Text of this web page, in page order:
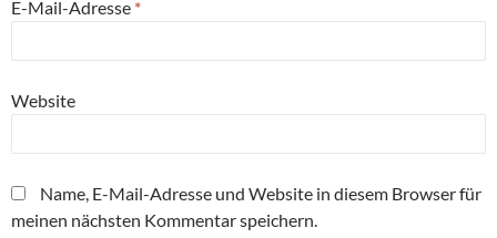
E-Mail-Adresse *
Website
Name, E-Mail-Adresse und Website in diesem Browser für
meinen nächsten Kommentar speichern.